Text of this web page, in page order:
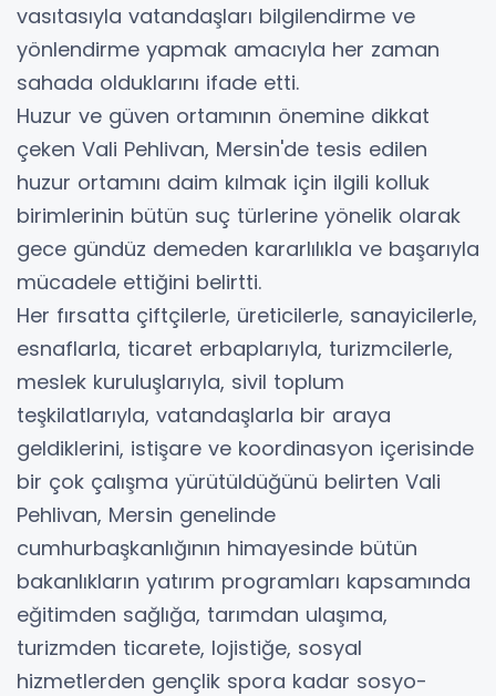
vasıtasıyla vatandaşları bilgilendirme ve
yönlendirme yapmak amacıyla her zaman
sahada olduklarını ifade etti.
Huzur ve güven ortamının önemine dikkat
çeken Vali Pehlivan, Mersin'de tesis edilen
huzur ortamını daim kılmak için ilgili kolluk
birimlerinin bütün suç türlerine yönelik olarak
gece gündüz demeden kararlılıkla ve başarıyla
mücadele ettiğini belirtti.
Her fırsatta çiftçilerle, üreticilerle, sanayicilerle,
esnaflarla, ticaret erbaplarıyla, turizmcilerle,
meslek kuruluşlarıyla, sivil toplum
teşkilatlarıyla, vatandaşlarla bir araya
geldiklerini, istişare ve koordinasyon içerisinde
bir çok çalışma yürütüldüğünü belirten Vali
Pehlivan, Mersin genelinde
cumhurbaşkanlığının himayesinde bütün
bakanlıkların yatırım programları kapsamında
eğitimden sağlığa, tarımdan ulaşıma,
turizmden ticarete, lojistiğe, sosyal
hizmetlerden gençlik spora kadar sosyo-